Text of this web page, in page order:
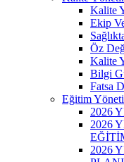
Kalite
Ekip
Öz
Kalite
Bilgi
Fatsa
Eğitim
2026
2026
2026